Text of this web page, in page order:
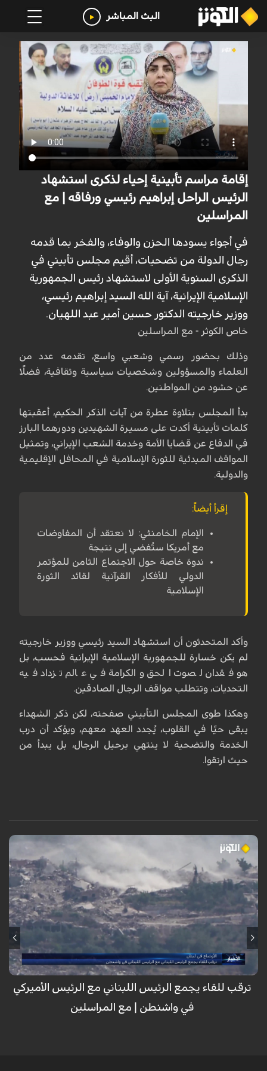
البث المباشر
إقامة مراسم تأبينية إحياء لذكرى استشهاد
الرئيس الراحل إبراهيم رئيسي ورفاقه | مع
المراسلين
في أجواء يسودها الحزن والوفاء، والفخر بما قدمه
رجال الدولة من تضحيات، أقيم مجلس تأبيني في
الذكرى السنوية الأولى لاستشهاد رئيس الجمهورية
الإسلامية الإيرانية، آية الله السيد إبراهيم رئيسي،
ووزير خارجيته الدكتور حسين أمير عبد اللهيان.
خاص الكوثر - مع المراسلين
وذلك بحضور رسمي وشعبي واسع، تقدمه عدد من
العلماء والمسؤولين وشخصيات سياسية وثقافية، فضلًا
عن حشود من المواطنين.
بدأ المجلس بتلاوة عطرة من آيات الذكر الحكيم، أعقبتها
كلمات تأبينية أكدت على مسيرة الشهيدين ودورهما البارز
في الدفاع عن قضايا الأمة وخدمة الشعب الإيراني، وتمثيل
المواقف المبدئية للثورة الإسلامية في المحافل الإقليمية
والدولية.
إقرأ أيضاً:
الإمام الخامنئي: لا نعتقد أن المفاوضات
مع أمريكا ستُفضي إلى نتيجة
ندوة خاصة حول الاجتماع الثامن للمؤتمر
الدولي للأفكار القرآنية لقائد الثورة
الإسلامية
وأكد المتحدثون أن استشهاد السيد رئيسي ووزير خارجيته
لم يكن خسارة للجمهورية الإسلامية الإيرانية فحسب، بل
هو فقدان لصوت الحق والكرامة في عالم تزداد فيه
التحديات، وتتطلب مواقف الرجال الصادقين.
وهكذا طوى المجلس التأبيني صفحته، لكن ذكر الشهداء
يبقى حيًا في القلوب، يُجدد العهد معهم، ويؤكد أن درب
الخدمة والتضحية لا ينتهي برحيل الرجال، بل يبدأ من
حيث ارتقوا.
مع تأجيل الاجتماع الافتراضي بين الجيش اللبناني والصهيوني والأمريكي لأسباب
مجهولة، تتواصل الاعتداءات الصهيونية بالغارات من المسيرات على بلدات
المنصورة والنبطية الفوقا والقنطرة واستكمال لعمليات التفخيخ وتفجير
المنازل والأحياء في بنت جبيل والخيام وكفر تبنيت وتأكيد من قبل حزب الله أن
التنازلات التي تقدمها السلطة اللبنانية للعدو الأمريكي والصهيوني لن تمر.
ترقب للقاء يجمع الرئيس اللبناني مع الرئيس الأميركي
في واشنطن | مع المراسلين